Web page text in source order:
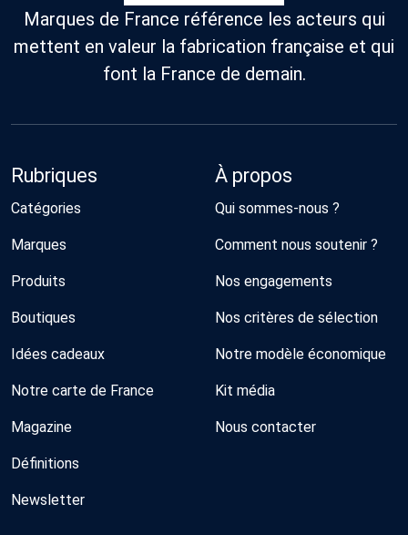
Marques de France référence les acteurs qui
mettent en valeur la fabrication française et qui
font la France de demain.
Rubriques
Catégories
Marques
Produits
Boutiques
Idées cadeaux
Notre carte de France
Magazine
Définitions
Newsletter
À propos
Qui sommes-nous ?
Comment nous soutenir ?
Nos engagements
Nos critères de sélection
Notre modèle économique
Kit média
Nous contacter